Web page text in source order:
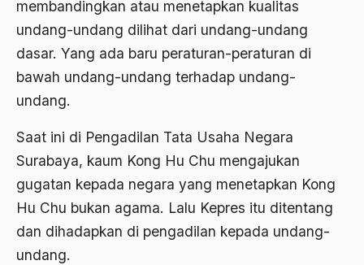
membandingkan atau menetapkan kualitas
undang-undang dilihat dari undang-undang
dasar. Yang ada baru peraturan-peraturan di
bawah undang-undang terhadap undang-
undang.
Saat ini di Pengadilan Tata Usaha Negara
Surabaya, kaum Kong Hu Chu mengajukan
gugatan kepada negara yang menetapkan Kong
Hu Chu bukan agama. Lalu Kepres itu ditentang
dan dihadapkan di pengadilan kepada undang-
undang.
Bhinneka Tunggal Ika
biaya
Bid'ah Phoby
Bidang Budaya dan Sastra
Bidang Kebudayaan
Bidang Niaga
Bidang Produksi